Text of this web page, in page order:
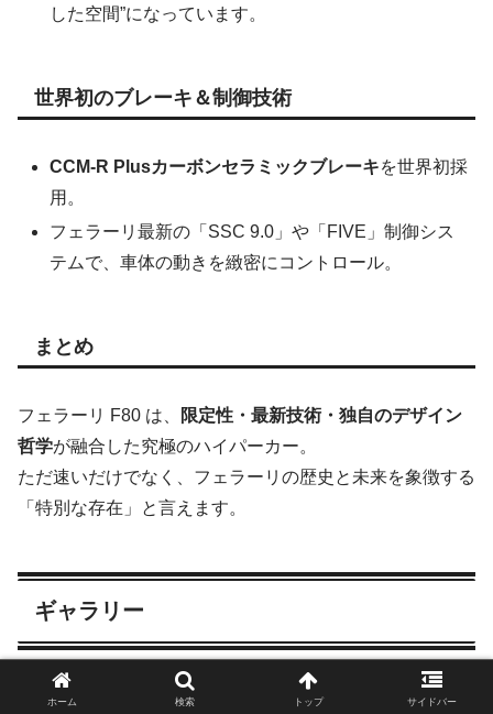
した空間”になっています。
世界初のブレーキ＆制御技術
CCM-R Plusカーボンセラミックブレーキを世界初採
用。
フェラーリ最新の「SSC 9.0」や「FIVE」制御シス
テムで、車体の動きを緻密にコントロール。
まとめ
フェラーリ F80 は、
限定性・最新技術・独自のデザイン
哲学が融合した究極のハイパーカー。
ただ速いだけでなく、フェラーリの歴史と未来を象徴する
「特別な存在」と言えます。
ギャラリー
ホーム 検索 トップ サイドバー